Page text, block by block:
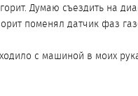
Думаю съездить на
поменял датчик фаз
с машиной в моих